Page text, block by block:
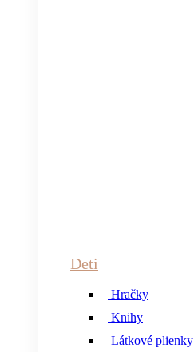
Deti
Hračky
Knihy
Látkové plienky